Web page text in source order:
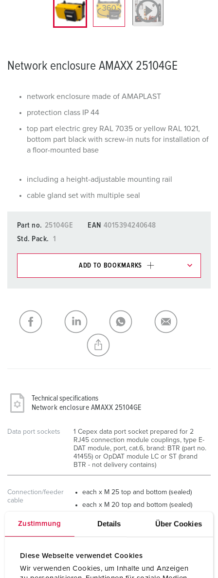
Zustimmung Details Über Cookies
Diese Webseite verwendet Cookies
Wir verwenden Cookies, um Inhalte und Anzeigen
Network enclosure AMAXX 25104GE
network enclosure made of AMAPLAST
protection class IP 44
top part electric grey RAL 7035 or yellow RAL 1021,
bottom part black with screw-in nuts for installation of
a floor-mounted base
including a height-adjustable mounting rail
cable gland set with multiple seal
Part no. 25104GE EAN 4015394240648
Std. Pack.
1
ADD TO BOOKMARKS
My list ADD
CREATE A NEW LIST
Technical specifications
Network enclosure AMAXX 25104GE
Data port sockets
1 Cepex data port socket prepared for 2
RJ45 connection module couplings, type E-
DAT module, port, cat.6, brand: BTR (part no.
41455) or OpDAT module LC or ST (brand
BTR - not delivery contains)
Connection/feeder
cable
each x M 25 top and bottom (sealed)
each x M 20 top and bottom (sealed)
with 3 openings for a cable diameter of 5-
7 mm including suitable blanking plugs, 1
Protection type IP44